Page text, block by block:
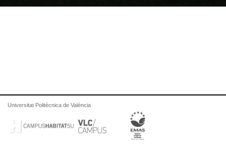
Universitat Politècnica de València